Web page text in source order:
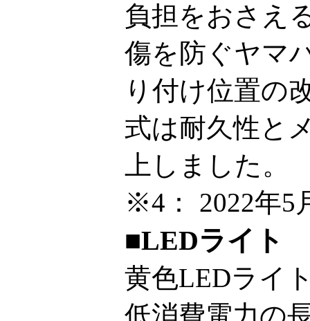
負担をおさえ
傷を防ぐヤマ
り付け位置の
式は耐久性と
上しました。
※4：
2022年5
■LEDライト
黄色LEDライ